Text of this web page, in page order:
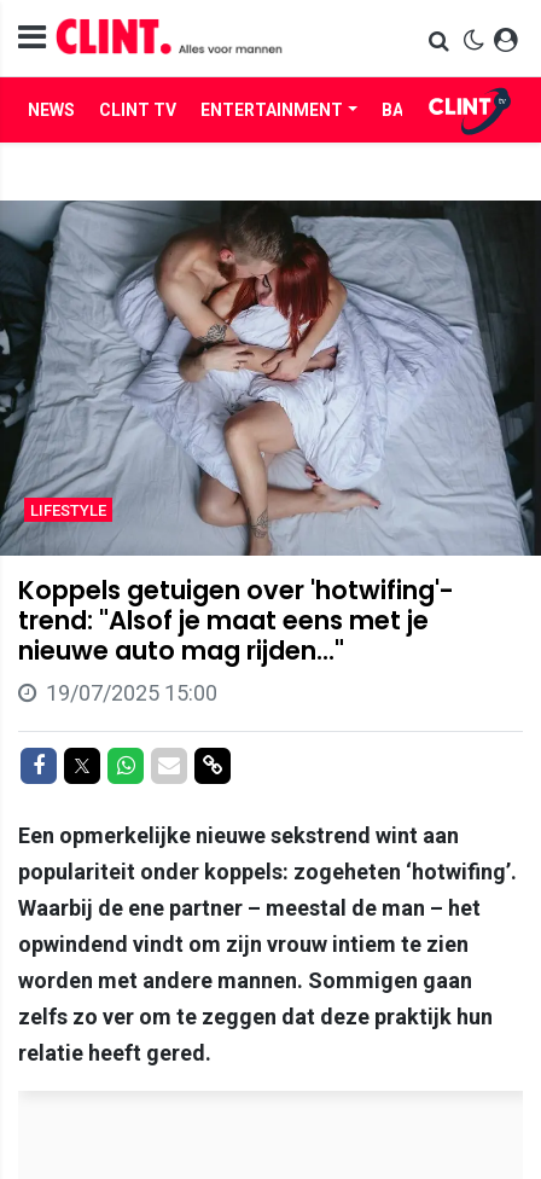
NEWS CLINT TV ENTERTAINMENT BABES LIFE
LIFESTYLE
Koppels getuigen over 'hotwifing'-
trend: "Alsof je maat eens met je
nieuwe auto mag rijden..."
19/07/2025 15:00
Delen op Facebook
Delen op Twitter
Delen op Whatsapp
Delen via Mail
Delen via link
Een opmerkelijke nieuwe sekstrend wint aan
populariteit onder koppels: zogeheten ‘hotwifing’.
Waarbij de ene partner – meestal de man – het
opwindend vindt om zijn vrouw intiem te zien
worden met andere mannen. Sommigen gaan
zelfs zo ver om te zeggen dat deze praktijk hun
relatie heeft gered.